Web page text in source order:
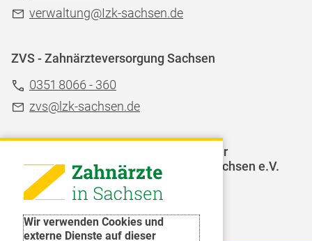
Wir verwenden Cookies und
externe Dienste auf dieser
verwaltung@Izk-sachsen.de
ZVS - Zahnärzteversorgung Sachsen
0351 8066 - 360
zvs@lzk-sachsen.de
LAGZ - Landesarbeitsgemeinschaft für
Jugendzahnpflege des Freistaates Sachsen e.V.